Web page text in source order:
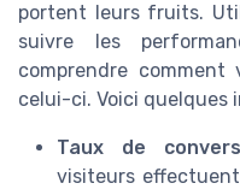
portent leurs fruits.
suivre les
comprendre
celui-ci. Voici quelques
Taux de
visiteurs